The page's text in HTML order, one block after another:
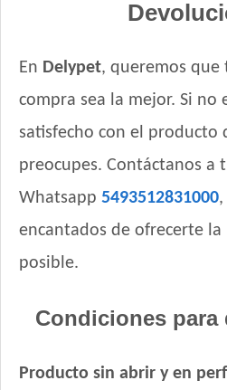
Sieger Perro Cachorro Mini &
Tiernitos Selection Cachorros
Top Nutrition Perro Cachorro Raza
Top Nutrition Perro Cachorro Raza
Total Balance Ultra Pro Cachorros
Total Khan Cachorro
Vitalcan Balanced Perro Cachorro
Vitalcan Balanced Perro Cachorro
Vitalcan Complete Cachorros de
En Delypet, queremos que
compra sea la mejor. Si no
satisfecho con el producto
preocupes. Contáctanos a
Whatsapp 5493512831000
encantados de ofrecerte
posible.
Condiciones para
Producto sin abrir y en